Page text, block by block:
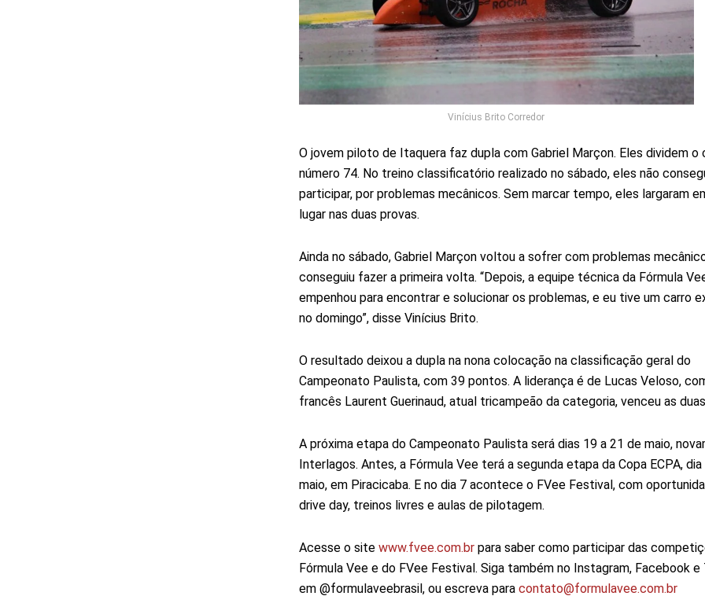
Vinícius Brito Corredor
O jovem piloto de Itaquera faz dupla com Gabriel Marçon. Eles dividem o
número 74. No treino classificatório realizado no sábado, eles não
participar, por problemas mecânicos. Sem marcar tempo, eles largaram
lugar nas duas provas.
Ainda no sábado, Gabriel Marçon voltou a sofrer com problemas
conseguiu fazer a primeira volta. “Depois, a equipe técnica da Fórmula
empenhou para encontrar e solucionar os problemas, e eu tive um carro
no domingo”, disse Vinícius Brito.
O resultado deixou a dupla na nona colocação na classificação geral do
Campeonato Paulista, com 39 pontos. A liderança é de Lucas Veloso,
francês Laurent Guerinaud, atual tricampeão da categoria, venceu as
A próxima etapa do Campeonato Paulista será dias 19 a 21 de maio,
Interlagos. Antes, a Fórmula Vee terá a segunda etapa da Copa ECPA,
maio, em Piracicaba. E no dia 7 acontece o FVee Festival, com
drive day, treinos livres e aulas de pilotagem.
Acesse o site www.fvee.com.brpara saber como participar das
Fórmula Vee e do FVee Festival. Siga também no Instagram, Facebook e
em @formulaveebrasil, ou escreva para contato@formulavee.com.br